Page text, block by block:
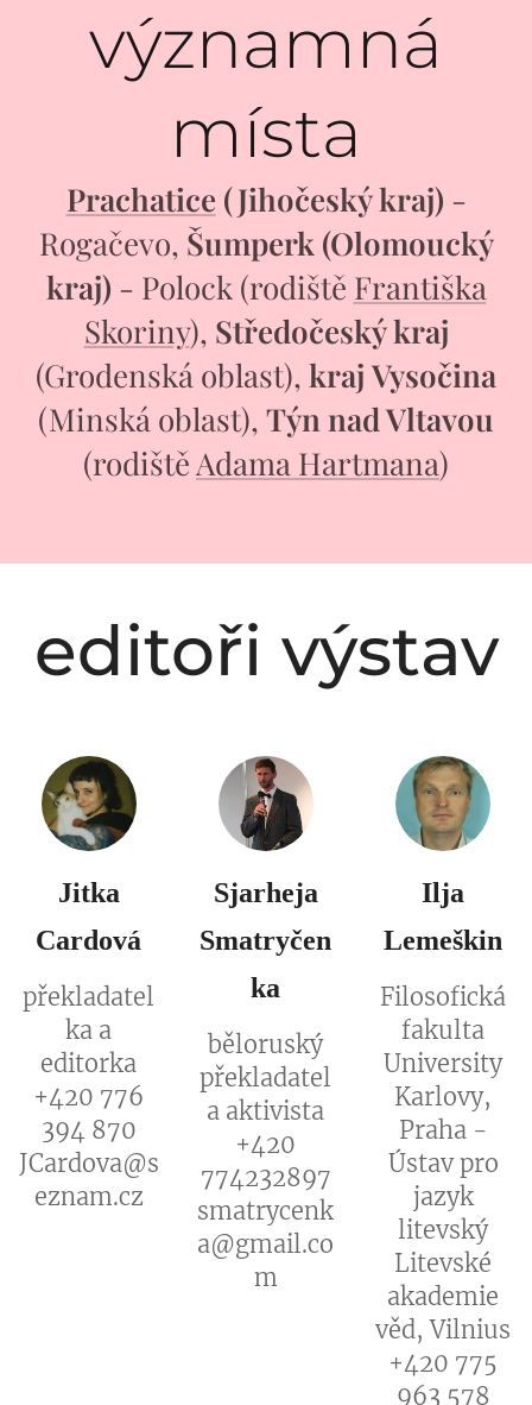
významná
místa
Prachatice (Jihočeský kraj) -
Rogačevo, Šumperk (Olomoucký
kraj) - Polock (rodiště Františka
Skoriny), Středočeský kraj
(Grodenská oblast), kraj Vysočina
(Minská oblast), Týn nad Vltavou
(rodištěAdama Hartmana)
editoři výstav
Jitka
Cardová
překladatel
ka a
editorka
+420 776
394 870
JCardova@s
eznam.cz
Sjarheja
Smatryčen
ka
běloruský
překladatel
a aktivista
+420
774232897
smatrycenk
a@gmail.co
m
Ilja
Lemeškin
Filosofická
fakulta
University
Karlovy,
Praha -
Ústav pro
jazyk
litevský
Litevské
akademie
věd, Vilnius
+420 775
963 578